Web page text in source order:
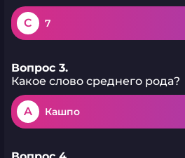
C 7
Вопрос 3.
Какое слово среднего рода?
A Кашпо